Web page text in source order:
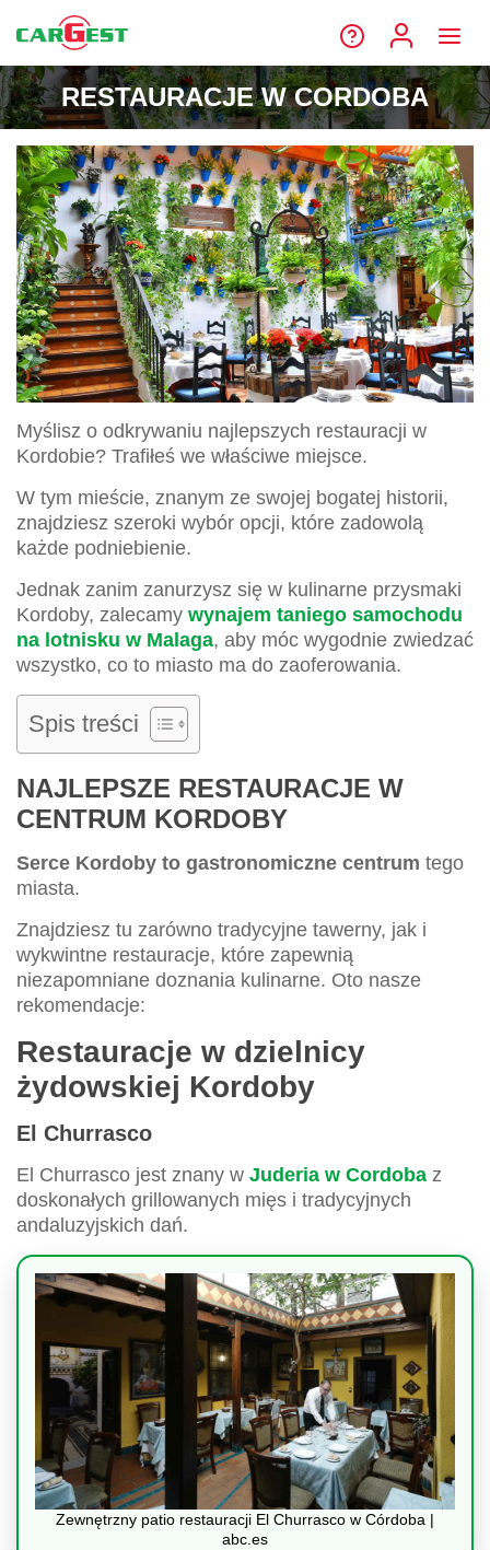
RESTAURACJE W CORDOBA
Myślisz o odkrywaniu najlepszych restauracji w
Kordobie? Trafiłeś we właściwe miejsce.
W tym mieście, znanym ze swojej bogatej historii,
znajdziesz szeroki wybór opcji, które zadowolą
każde podniebienie.
Jednak zanim zanurzysz się w kulinarne przysmaki
Kordoby, zalecamy wynajem taniego samochodu
na lotnisku w Malaga, aby móc wygodnie zwiedzać
wszystko, co to miasto ma do zaoferowania.
Spis treści
NAJLEPSZE RESTAURACJE W
CENTRUM KORDOBY
Serce Kordoby to gastronomiczne centrum tego
miasta.
Znajdziesz tu zarówno tradycyjne tawerny, jak i
wykwintne restauracje, które zapewnią
niezapomniane doznania kulinarne. Oto nasze
rekomendacje:
Restauracje w dzielnicy
żydowskiej Kordoby
El Churrasco
El Churrasco jest znany w Juderia w Cordoba z
doskonałych grillowanych mięs i tradycyjnych
andaluzyjskich dań.
Zewnętrzny patio restauracji El Churrasco w Córdoba |
abc.es